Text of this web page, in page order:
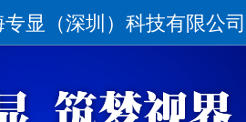
显（深圳）科技有限公司